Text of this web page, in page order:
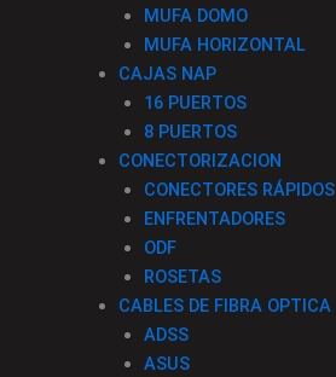
MUFA DOMO
MUFA HORIZONTAL
CAJAS NAP
16 PUERTOS
8 PUERTOS
CONECTORIZACION
CONECTORES RÁPIDOS
ENFRENTADORES
ODF
ROSETAS
CABLES DE FIBRA OPTICA
ADSS
ASUS